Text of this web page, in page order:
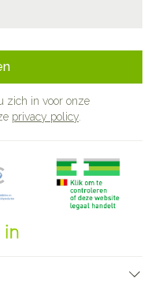
zich in voor onze
privacy policy